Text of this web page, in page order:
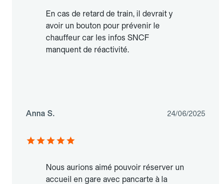
En cas de retard de train, il devrait y
avoir un bouton pour prévenir le
chauffeur car les infos SNCF
manquent de réactivité.
Anna S. 24/06/2025
Nous aurions aimé pouvoir réserver un
accueil en gare avec pancarte à la